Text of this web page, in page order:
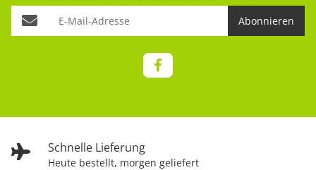
Schnelle Lieferung
Heute bestellt, morgen geliefert
Abonnieren